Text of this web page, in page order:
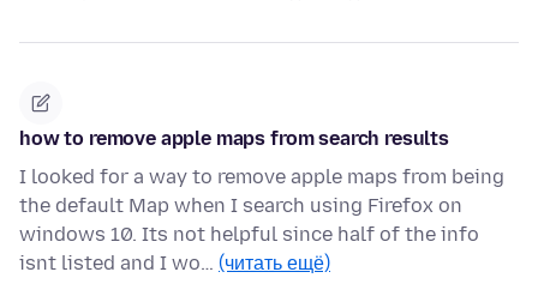
how to remove apple maps from search results
I looked for a way to remove apple maps from being
the default Map when I search using Firefox on
windows 10. Its not helpful since half of the info
isnt listed and I wo… (читать ещё)